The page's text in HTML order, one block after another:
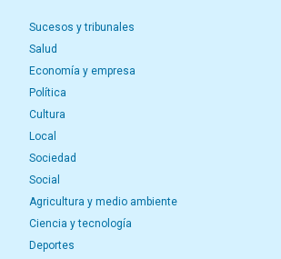
Sucesos y tribunales
Salud
Economía y empresa
Política
Cultura
Local
Sociedad
Social
Agricultura y medio ambiente
Ciencia y tecnología
Deportes